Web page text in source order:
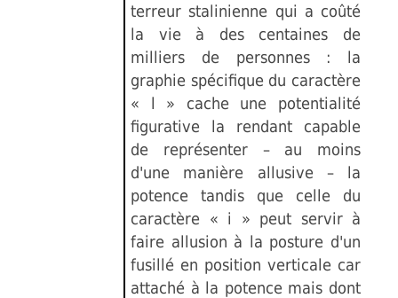
terreur stalinienne qui a coûté
la vie à des centaines de
milliers de personnes : la
graphie spécifique du caractère
« l » cache une potentialité
figurative la rendant capable
de représenter – au moins
d'une manière allusive – la
potence tandis que celle du
caractère « i » peut servir à
faire allusion à la posture d'un
fusillé en position verticale car
attaché à la potence mais dont